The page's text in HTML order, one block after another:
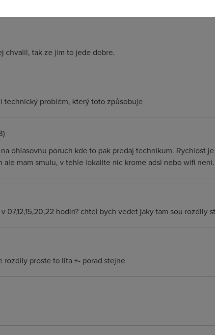
chvalil, tak ze jim to jede dobre.
technický problém, který toto způsobuje
ohlasovnu poruch kde to pak predaj technikum. Rychlost
ale mam smulu, v tehle lokalite nic krome adsl nebo wifi neni.
07,12,15,20,22 hodin? chtel bych vedet jaky tam sou rozdily
proste to lita +- porad stejne